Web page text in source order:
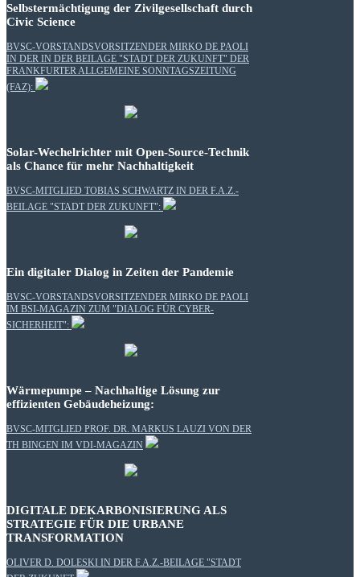
Selbstermächtigung der Zivilgesellschaft durch
Civic Science
BVSC-VORSTANDSVORSITZENDER MIRKO DE PAOLI
IN DER IN DER BEILAGE "STADT DER ZUKUNFT" DER
FRANKFURTER ALLGEMEINE SONNTAGSZEITUNG
(FAZ):
Solar-Wechelrichter mit Open-Source-Technik
als Chance für mehr Nachhaltigkeit
BVSC-MITGLIED TOBIAS SCHWARTZ IN DER F.A.Z.-
BEILAGE "STADT DER ZUKUNFT":
Ein digitaler Dialog in Zeiten der Pandemie
BVSC-VORSTANDSVORSITZENDER MIRKO DE PAOLI
IM BSI-MAGAZIN ZUM "DIALOG FÜR CYBER-
SICHERHEIT":
Wärmepumpe – Nachhaltige Lösung zur
effizienten Gebäudeheizung:
BVSC-MITGLIED PROF. DR. MARKUS LAUZI VON DER
TH BINGEN IM VDI-MAGAZIN
DIGITALE DEKARBONISIERUNG ALS
STRATEGIE FÜR DIE URBANE
TRANSFORMATION
OLIVER D. DOLESKI IN DER F.A.Z.-BEILAGE "STADT